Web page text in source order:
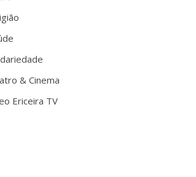
& Cinema
Ericeira TV